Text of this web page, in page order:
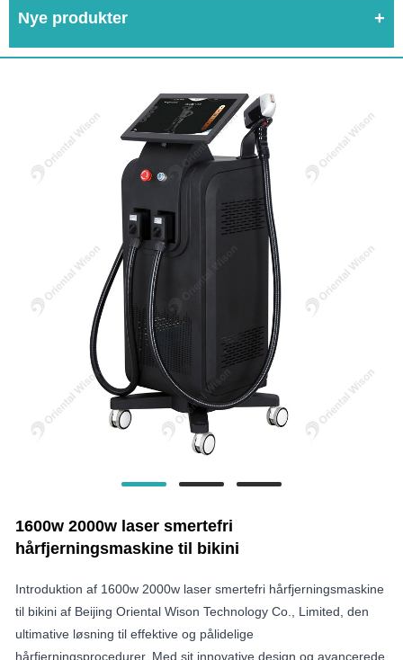
Nye produkter
1600w 2000w laser smertefri
hårfjerningsmaskine til bikini
Introduktion af 1600w 2000w laser smertefri hårfjerningsmaskine
til bikini af Beijing Oriental Wison Technology Co., Limited, den
ultimative løsning til effektive og pålidelige
hårfjerningsprocedurer. Med sit innovative design og avancerede